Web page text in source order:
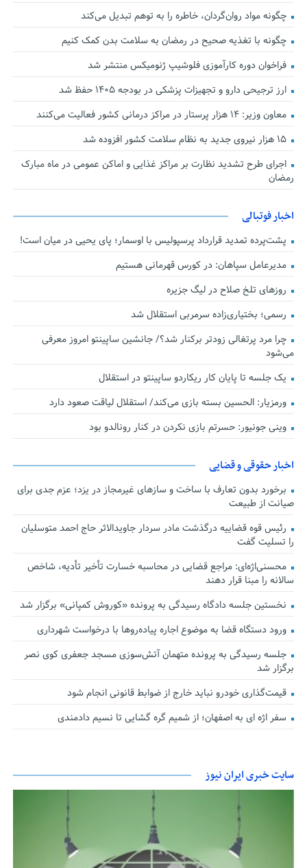
چگونه مواد روان‌گردان، خاطره را به توهم تبدیل می‌کند
چگونه با تغذیه صحیح در رمضان به سلامت بدن کمک کنیم
فراخوان دوره کارآموزی فلوشیپ ژنومیکس منتشر شد
ارز ترجیحی دارو و تجهیزات پزشکی در بودجه ۱۴۰۵ حفظ شد
معاون وزیر: ۱۴ هزار پرستار در مراکز درمانی کشور فعالیت می‌کنند
۱۵ هزار نیروی جدید به نظام سلامت کشور افزوده شد
اجرای طرح تشدید نظارت بر مراکز غذایی و اماکن عمومی در ماه مبارک
رمضان
اخبار فوتبالی
پشت‌پرده تمدید قرارداد پرسپولیس با اوسمار؛ پای یحیی در میان است!
مدیرعامل سپاهان: در کورس قهرمانی هستیم
روزهای تلخ صلاح در لیگ جزیره
رسمی؛ بختیاری‌زاده سرمربی استقلال شد
چرا مرد پرتغالی زودتر برکنار شد؟/ جانشین ساپینتو امروز معرفی
می‌شود
یک جلسه تا پایان کار ریکاردو ساپینتو در استقلال
ورمزیار: الحسین بسته بازی می‌کند/ استقلال لیاقت صعود دارد
وینی جونیور: حسرتم بازی نکردن در کنار رونالدو بود
اخبار حقوقی و قضایی
برخورد بدون تعارف با ساخت‌ و سازهای غیرمجاز در یزد؛ عزم جدی برای
صیانت از طبیعت
رئیس قوه قضاییه درگذشت مادر سردار جاویدالاثر حاج احمد متوسلیان
را تسلیت گفت
محسنی‌اژه‌ای: مراجع قضایی در محاسبه خسارت تأخیر تأدیه، شاخص
سالانه را مبنا قرار دهند
نخستین جلسه دادگاه رسیدگی به پرونده «کوروش کمپانی» برگزار شد
ورود دستگاه قضا به موضوع اجاره پیاده‌روها با درخواست شهرداری
جلسه رسیدگی به پرونده متهمان آتش‌سوزی مسجد جعفری کوی نصر
برگزار شد
قیمت‌گذاری خودرو نباید خارج از ضوابط قانونی انجام شود
سفر اژه ای به اصفهان؛ از شمیم گره گشایی تا نسیم دادمندی
سایت خبری ایران نیوز